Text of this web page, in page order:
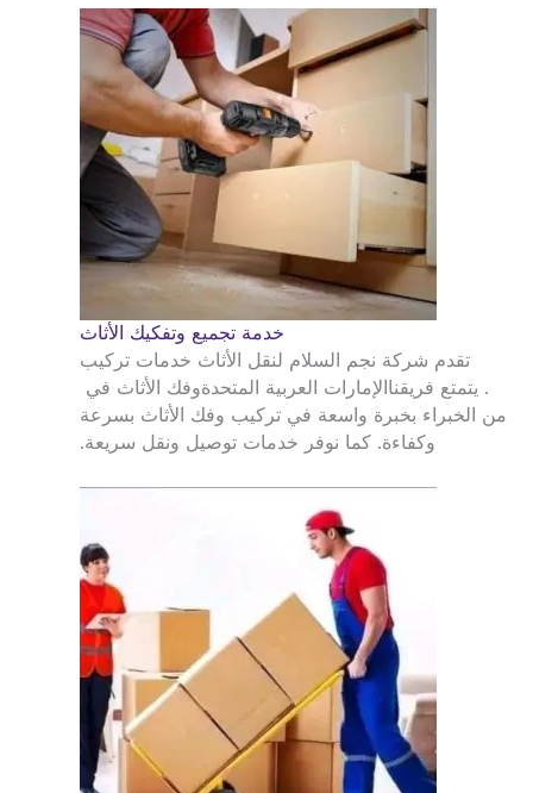
خدمة تجميع وتفكيك الأثاث
تقدم شركة نجم السلام لنقل الأثاث خدمات تركيب
وفك الأثاث فيالإمارات العربية المتحدة . يتمتع فريقنا
من الخبراء بخبرة واسعة في تركيب وفك الأثاث بسرعة
وكفاءة. كما نوفر خدمات توصيل ونقل سريعة.